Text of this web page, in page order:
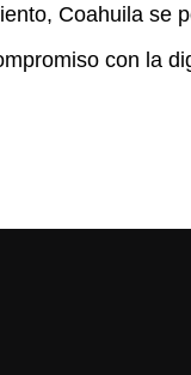
Coahuila se
con la